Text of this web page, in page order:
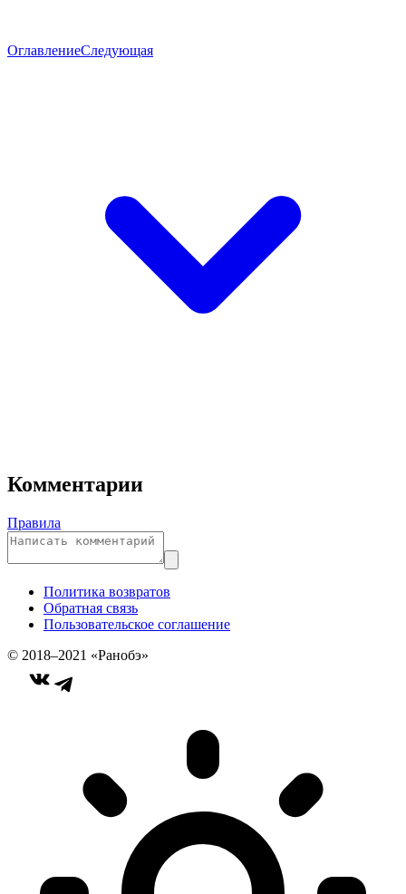
ОглавлениеСледующая
Комментарии
Правила
Политика возвратов
Обратная связь
Пользовательское соглашение
© 2018–2021 «Ранобэ»